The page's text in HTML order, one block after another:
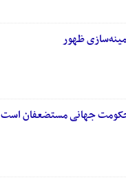
ظهور
حکومت جهانی مستضعفان است